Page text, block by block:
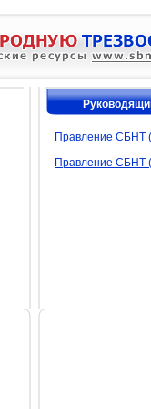
Правление СБНТ
Правление СБНТ